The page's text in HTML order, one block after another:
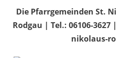
Die Pfarrgemeinden St.
Rodgau | Tel.: 06106-
nikolaus-